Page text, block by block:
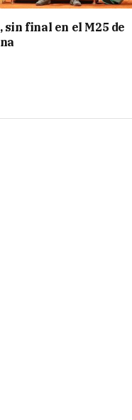
sin final en el M25 de